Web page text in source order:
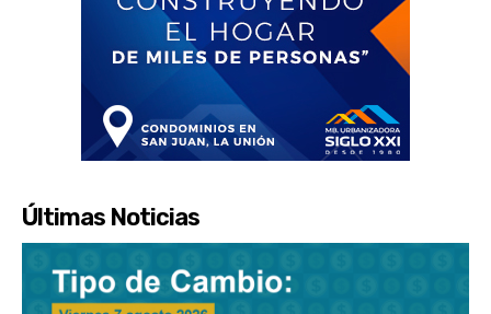
Últimas Noticias